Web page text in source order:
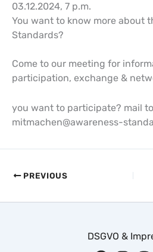
03.12.2024, 7 p.m.
You want to know more about
Standards?
Come to our meeting for
participation, exchange &
you want to participate? mail
mitmachen@awareness-
PREVIOUS
DSGVO &